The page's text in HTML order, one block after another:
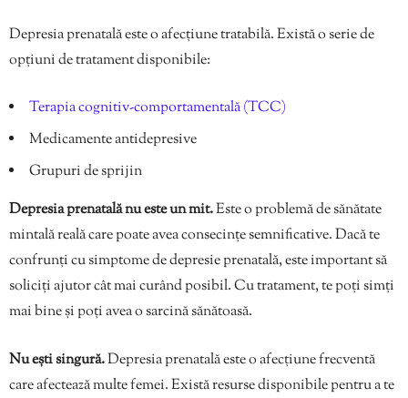
Depresia prenatală este o afecțiune tratabilă. Există o serie de
opțiuni de tratament disponibile:
Terapia cognitiv-comportamentală (TCC)
Medicamente antidepresive
Grupuri de sprijin
Depresia prenatală nu este un mit.Este o problemă de sănătate
mintală reală care poate avea consecințe semnificative. Dacă te
confrunți cu simptome de depresie prenatală, este important să
soliciți ajutor cât mai curând posibil. Cu tratament, te poți simți
mai bine și poți avea o sarcină sănătoasă.
Nu ești singură.Depresia prenatală este o afecțiune frecventă
care afectează multe femei. Există resurse disponibile pentru a te